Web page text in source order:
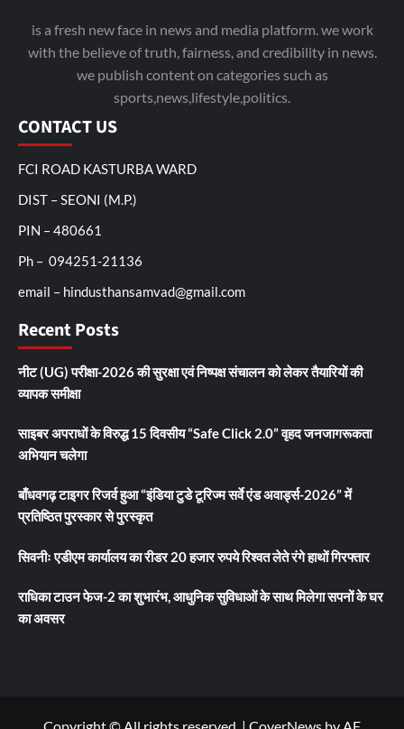
is a fresh new face in news and media platform. we work
with the believe of truth, fairness, and credibility in news.
we publish content on categories such as
sports,news,lifestyle,politics.
CONTACT US
FCI ROAD KASTURBA WARD
DIST – SEONI (M.P.)
PIN – 480661
Ph – 094251-21136
email – hindusthansamvad@gmail.com
Recent Posts
नीट (UG) परीक्षा-2026 की सुरक्षा एवं निष्पक्ष संचालन को लेकर तैयारियों की
व्यापक समीक्षा
साइबर अपराधों के विरुद्ध 15 दिवसीय “Safe Click 2.0” वृहद जनजागरूकता
अभियान चलेगा
बाँधवगढ़ टाइगर रिजर्व हुआ “इंडिया टुडे टूरिज्म सर्वे एंड अवार्ड्स-2026” में
प्रतिष्ठित पुरस्कार से पुरस्कृत
सिवनीः एडीएम कार्यालय का रीडर 20 हजार रुपये रिश्वत लेते रंगे हाथों गिरफ्तार
राधिका टाउन फेज-2 का शुभारंभ, आधुनिक सुविधाओं के साथ मिलेगा सपनों के घर
का अवसर